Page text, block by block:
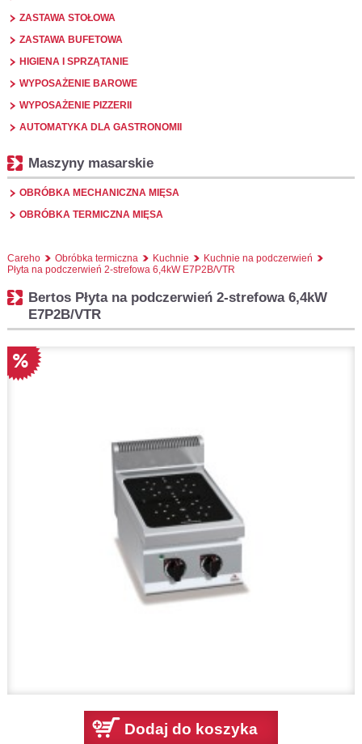
ZASTAWA STOŁOWA
ZASTAWA BUFETOWA
HIGIENA I SPRZĄTANIE
WYPOSAŻENIE BAROWE
WYPOSAŻENIE PIZZERII
AUTOMATYKA DLA GASTRONOMII
Maszyny masarskie
OBRÓBKA MECHANICZNA MIĘSA
OBRÓBKA TERMICZNA MIĘSA
Careho Obróbka termiczna Kuchnie
Kuchnie na podczerwień
Płyta na podczerwień 2-strefowa 6,4kW E7P2B/VTR
Bertos Płyta na podczerwień 2-strefowa 6,4kW
E7P2B/VTR
Dodaj do koszyka